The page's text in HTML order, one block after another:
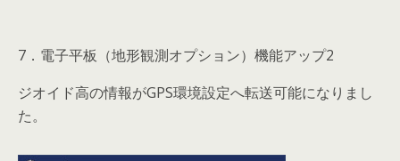
7．電子平板（地形観測オプション）機能アップ2
ジオイド高の情報がGPS環境設定へ転送可能になりまし
た。